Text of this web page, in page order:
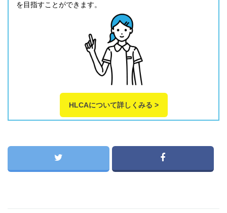
を目指すことができます。
HLCAについて詳しくみる >